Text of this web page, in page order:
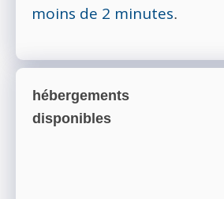
moins de 2 minutes.
hébergements
disponibles